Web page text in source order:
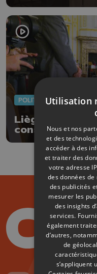
POLITIQUE
Liège :
conseil
Utilisation
Nous et nos
et des
accéder à des
et traiter des
votre adresse
des données
des publicités
mesurer les
des insights
services.
également
d’autres,
de
s’appliquent